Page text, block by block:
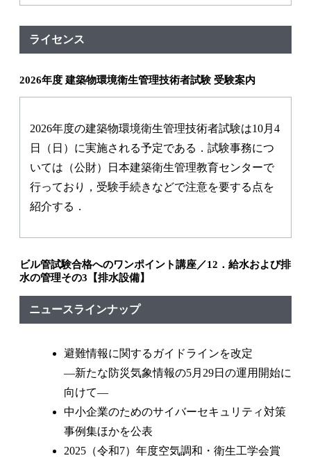
ライセンス
2026年度 建築物環境衛生管理技術者試験 受験案内
2026年度の建築物環境衛生管理技術者試験は10月4
日（日）に実施される予定である．試験事務につ
いては（公財）日本建築衛生管理教育センターで
行っており，受験手続きなどで注意を要する点を
紹介する．
ビル管試験合格へのワンポイント講座／12．給水および排
水の管理その3【排水設備】
ニュースラインナップ
避難情報に関するガイドラインを改定
—新たな防災気象情報の5月29日の運用開始に
向けて—
中小企業のためのサイバーセキュリティ対策
事例集ほかを公表
2025（令和7）年度空気調和・衛生工学会賞